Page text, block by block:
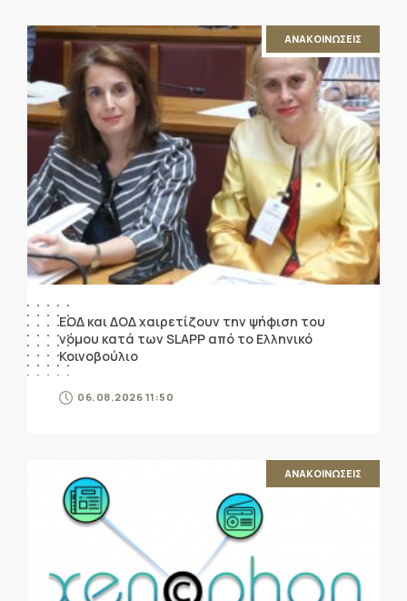
ΑΝΑΚΟΙΝΩΣΕΙΣ
ΕΟΔ και ΔΟΔ χαιρετίζουν την ψήφιση του
νόμου κατά των SLAPP από το Ελληνικό
Κοινοβούλιο
06.08.2026 11:50
ΑΝΑΚΟΙΝΩΣΕΙΣ